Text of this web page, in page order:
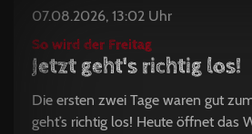
07.08.2026, 13:02 Uhr
So wird der Freitag
Jetzt geht's richtig los!
Die ersten zwei Tage waren gut
geht’s richtig los! Heute öffnet das